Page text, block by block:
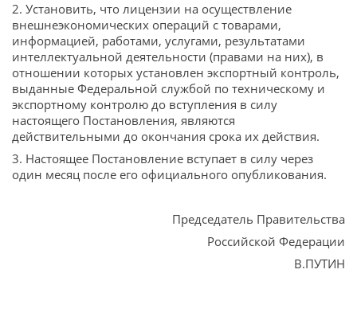
2. Установить, что лицензии на осуществление
внешнеэкономических операций с товарами,
информацией, работами, услугами, результатами
интеллектуальной деятельности (правами на них), в
отношении которых установлен экспортный контроль,
выданные Федеральной службой по техническому и
экспортному контролю до вступления в силу
настоящего Постановления, являются
действительными до окончания срока их действия.
3. Настоящее Постановление вступает в силу через
один месяц после его официального опубликования.
Председатель Правительства
Российской Федерации
В.ПУТИН